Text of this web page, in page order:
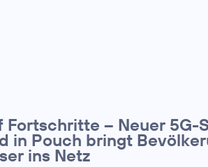
– Neuer 5G-
in Pouch bringt
ins Netz